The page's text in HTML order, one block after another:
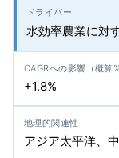
水効率農業に対
+1.8%
アジア太平洋、